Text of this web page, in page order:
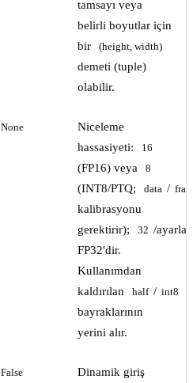
tamsayı veya
belirli boyutlar için
bir
(height, width)
demeti (tuple)
olabilir.
None
Niceleme
hassasiyeti:
16
(FP16) veya 8
(INT8/PTQ; data /
kalibrasyonu
gerektirir);
32 /
FP32'dir.
Kullanımdan
kaldırılan
half / int8
bayraklarının
yerini alır.
False
Dinamik giriş